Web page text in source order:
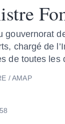
gouvernorat
chargé de
de toutes
/ AMAP